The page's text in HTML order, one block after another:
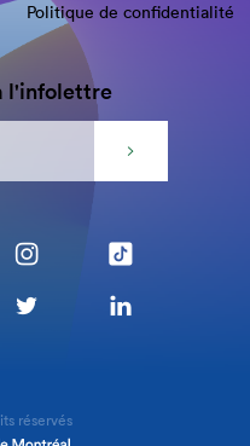
Politique de confidentialité
l'infolettre
réservés